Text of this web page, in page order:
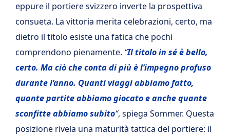
eppure il portiere svizzero inverte la prospettiva
consueta. La vittoria merita celebrazioni, certo, ma
dietro il titolo esiste una fatica che pochi
comprendono pienamente. “Il titolo in sé è bello,
certo. Ma ciò che conta di più è l’impegno profuso
durante l’anno. Quanti viaggi abbiamo fatto,
quante partite abbiamo giocato e anche quante
sconfitte abbiamo subito“, spiega Sommer. Questa
posizione rivela una maturità tattica del portiere: il